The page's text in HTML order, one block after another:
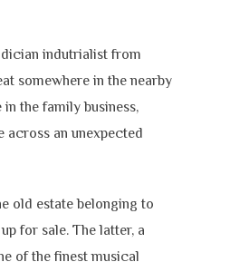
indutrialist from
somewhere in the nearby
the family business,
across an unexpected
old estate belonging to
for sale. The latter, a
of the finest musical